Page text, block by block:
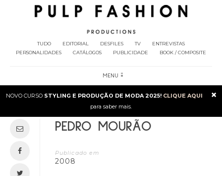
TUDO EDITORIAL DESFILES TV
ENTREVISTAS
PERSONALIDADES
CATÁLOGOS PUBLICIDADE BOOK / COMPOSITE
MENU
×
NOVO CURSO STYLING E PRODUÇÃO DE MODA 2025! CLIQUE AQUI
para saber mais.
PEDRO MOURÃO
Publicado em
2008